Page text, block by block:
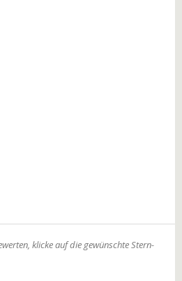
klicke auf die gewünschte Stern-